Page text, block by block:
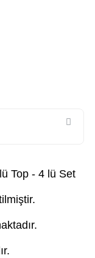
Top - 4 lü Set